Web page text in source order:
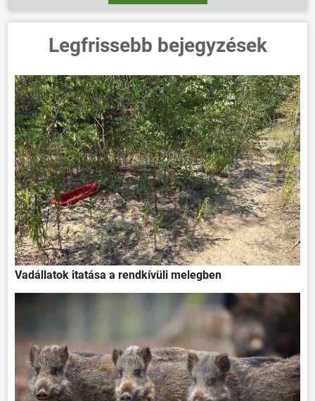
Legfrissebb bejegyzések
Vadállatok itatása a rendkívüli melegben